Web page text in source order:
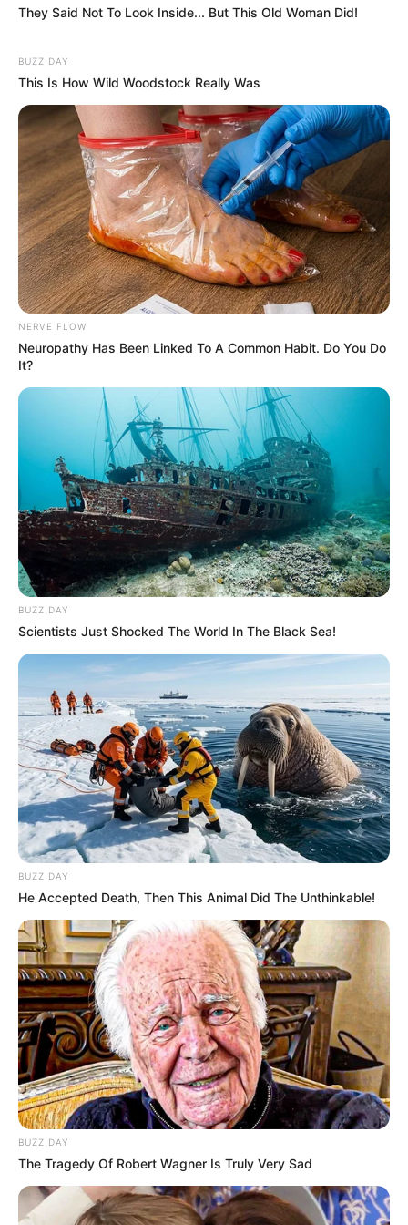
Gazette-des-Courses
12 – 14 – 7 – 11 – 2 – 1 – 8 – 3
14 – 12 – 7 – 11 – 8 – 2 – 10 – 13
Ouest-France
12 – 14 – 8 – 7 – 2 – 11 – 10 – 1
Paris-Courses.com
12 – 14 – 8 – 1 – 7 – 3 – 11 – 10
La suite de la presse PMU PLAY
du QUINTÉ PRIX DU PERREUX
Paris-Turf
12 – 14 – 7 – 11 – 1 – 2 – 10 – 8
Paris-Courses
12 – 7 – 14 – 6 – 10 – 1 – 3 – 11
Paris-Turf-TIP
14 – 12 – 7 – 8 – 11 – 1 – 3 – 10
Paris-turf.com
12 – 14 – 1 – 11 – 7 – 10 – 6 – 2
Prono-Or
12 – 14 – 7 – 1 – 8 – 10 – 3 – 13
Scoopdyga
9 – 11 – 14 – 7 – 12 – 8 – 2 – 1
Spécial-Dernière
14 – 12 – 7 – 8 – 11 – 1 – 2 – 9
Tiercé-Magazine
14 – 12 – 7 – 11 – 8 – 10 – 1 – 2
Turfomania M
They Said Not To Look Inside... But This Old Woman Did!
BUZZ DAY
This Is How Wild Woodstock Really Was
NERVE FLOW
Neuropathy Has Been Linked To A Common Habit. Do You Do
It?
BUZZ DAY
Scientists Just Shocked The World In The Black Sea!
BUZZ DAY
He Accepted Death, Then This Animal Did The Unthinkable!
BUZZ DAY
The Tragedy Of Robert Wagner Is Truly Very Sad